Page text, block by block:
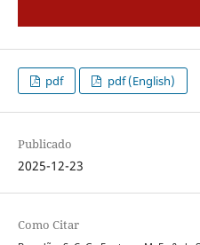
pdf pdf (English)
Publicado
2025-12-23
Como Citar